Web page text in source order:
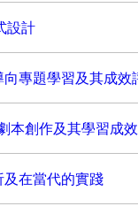
設計
向專題學習及其成效
本創作及其學習成
在當代的實踐